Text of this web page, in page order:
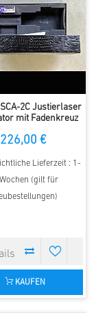
2C Justierlaser
mit Fadenkreuz
226,00 €
Lieferzeit : 1-
(gilt für
KAUFEN